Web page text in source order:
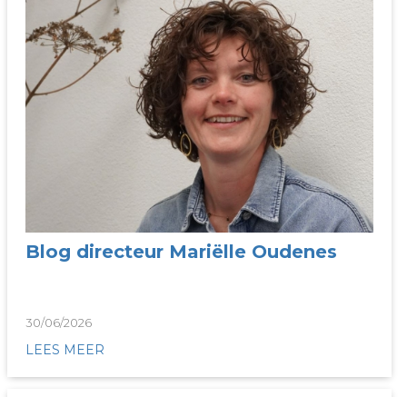
Blog directeur Mariëlle Oudenes
30/06/2026
LEES MEER